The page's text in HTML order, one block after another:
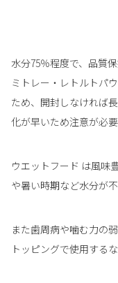
水分75％程度で、品質
ミトレー・レトルトパ
ため、開封しなければ
化が早いため注意が必要
ウエットフード は風味
や暑い時期など水分が
また歯周病や噛む力の
トッピングで使用する